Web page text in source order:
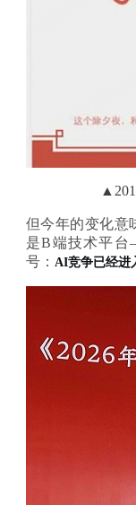
▲
但今年的变化意
是B端技术平
号： AI竞争已经进